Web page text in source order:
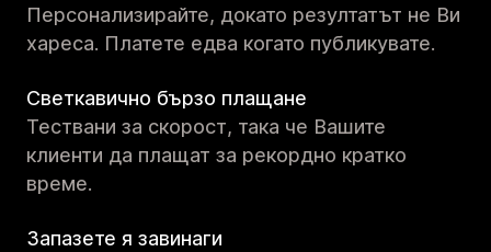
Персонализирайте, докато резултатът не Ви
хареса. Платете едва когато публикувате.
Светкавично бързо плащане
Тествани за скорост, така че Вашите
клиенти да плащат за рекордно кратко
време.
Запазете я завинаги